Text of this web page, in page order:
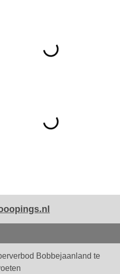
Bobbejaanland te